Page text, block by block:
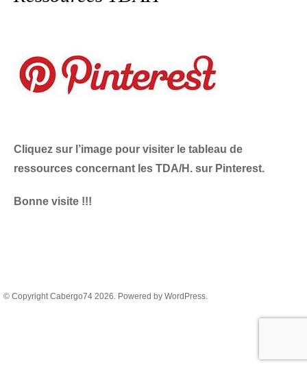
Cliquez sur l’image pour visiter le tableau de
ressources concernant les TDA/H. sur Pinterest.
Bonne visite !!!
© CopyrightCabergo74 2026. Powered by WordPress.